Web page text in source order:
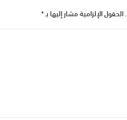
الحقول الإلزامية مشار إليها بـ *